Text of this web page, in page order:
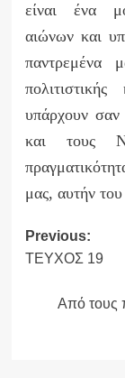
είναι ένα
αιώνων και
παντρεμένα
υπάρχουν σαν
και τους
μας, αυτήν
Post
Previous:
ΤΕΥΧΟΣ 19
Από τους